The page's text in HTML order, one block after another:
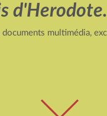
documents multimédia,